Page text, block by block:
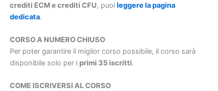
crediti ECM e crediti CFU, puoi leggere la pagina
dedicata.
CORSO A NUMERO CHIUSO
Per poter garantire il miglior corso possibile, il corso sarà
disponibile solo per i primi 35 iscritti.
COME ISCRIVERSI AL CORSO